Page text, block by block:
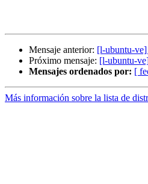
Mensaje anterior: [l-ubuntu-
Próximo mensaje: [l-ubuntu-
Mensajes ordenados por: [
Más información sobre la lista de